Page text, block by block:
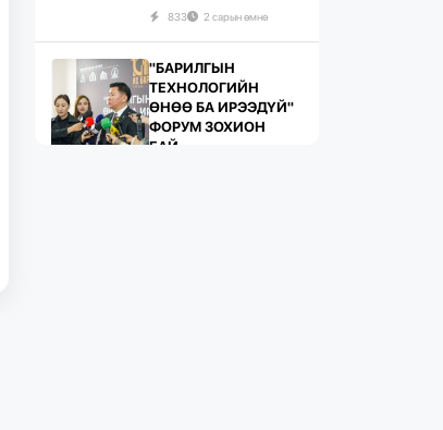
833 2 сарын өмнө
"БАРИЛГЫН
ТЕХНОЛОГИЙН
ӨНӨӨ БА ИРЭЭДҮЙ"
ФОРУМ ЗОХИОН
БАЙ...